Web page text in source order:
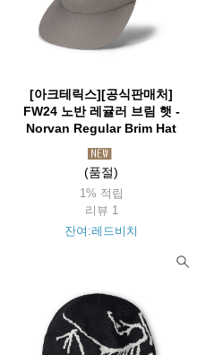
[아크테릭스][공식판매처]
FW24 노반 레귤러 브림 햇 -
Norvan Regular Brim Hat
(품절)
1% 적립
리뷰 1
잔여:레드비치